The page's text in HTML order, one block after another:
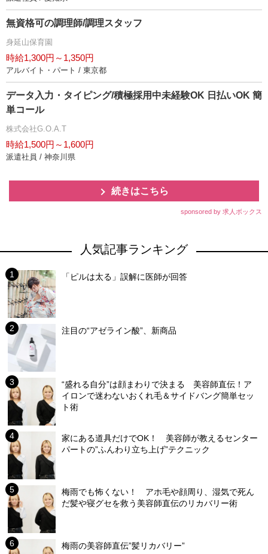
無資格可の調理師/調理スタッフ
身延山保育園
時給1,300円～1,350円
アルバイト・パート / 東京都
データ入力・タイピング/積極採用中未経験OK 日払いOK 簡
単コール
株式会社G.O.A.T
時給1,500円～1,600円
派遣社員 / 神奈川県
続きはこちら
sponsored by 求人ボックス
人気記事ランキング
「ピルは太る」誤解に医師が回答
注目の“アゼライン酸”、新商品
“盛れる自分”は顔まわりで決まる 美容師直伝！ア
イロンで迷わないおくれ毛＆サイドバング簡単セッ
ト術
家にある道具だけでOK！ 美容師が教えるセンター
パートの”ふんわり立ち上げ”テクニック
梅雨でも怖くない！ アホ毛や顔周り、湿気で死ん
だ髪や寝グセを救う美容師直伝のリカバリー術
梅雨の美容師直伝”髪リカバリー”